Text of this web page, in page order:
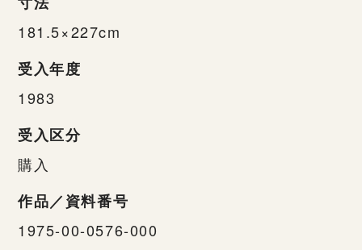
181.5×227cm
受入年度
1983
受入区分
購入
作品／資料番号
1975-00-0576-000